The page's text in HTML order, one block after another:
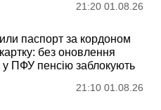
21:20 01.08.26
паспорт за кордоном
без оновлення
у ПФУ пенсію заблокують
21:10 01.08.26